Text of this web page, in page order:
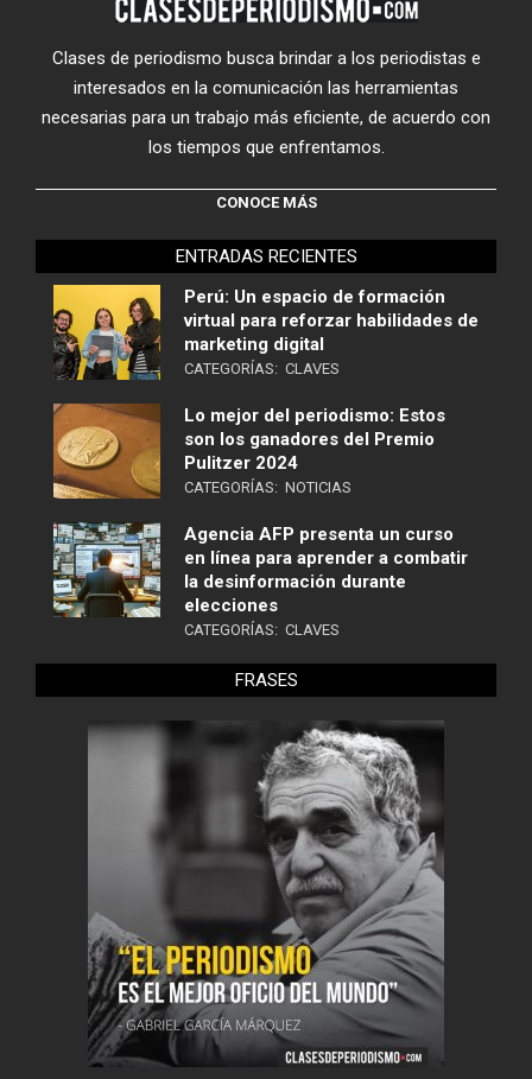
Clases de periodismo busca brindar a los periodistas e
interesados en la comunicación las herramientas
necesarias para un trabajo más eficiente, de acuerdo con
los tiempos que enfrentamos.
CONOCE MÁS
ENTRADAS RECIENTES
Perú: Un espacio de formación
virtual para reforzar habilidades de
marketing digital
CATEGORÍAS: CLAVES
Lo mejor del periodismo: Estos
son los ganadores del Premio
Pulitzer 2024
CATEGORÍAS: NOTICIAS
Agencia AFP presenta un curso
en línea para aprender a combatir
la desinformación durante
elecciones
CATEGORÍAS: CLAVES
FRASES